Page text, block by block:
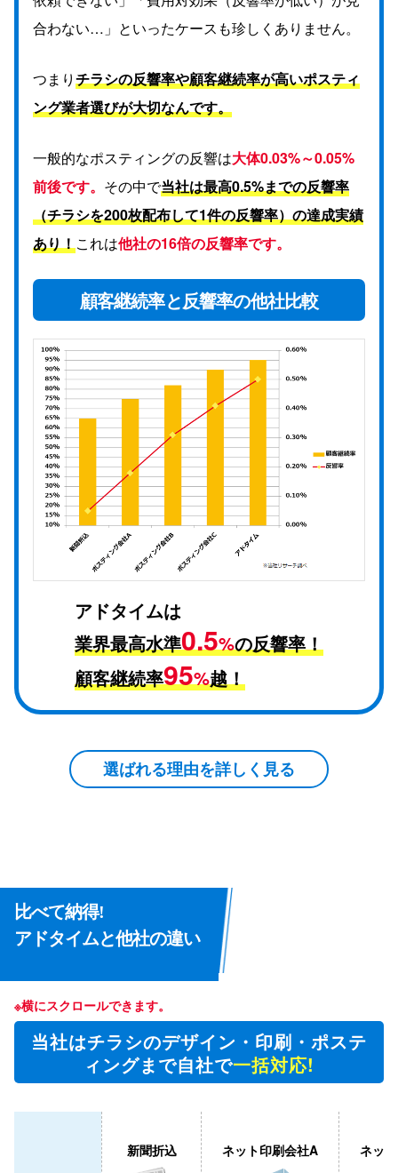
合わない…」といったケースも珍しくありません。
つまりチラシの反響率や顧客継続率が高いポスティ
ング業者選びが大切なんです。
一般的なポスティングの反響は大体0.03%～0.05%
前後です。 その中で当社は最高0.5%までの反響率
（チラシを200枚配布して1件の反響率）の達成実績
あり！これは他社の16倍の反響率です。
顧客継続率と反響率の他社比較
アドタイムは
業界最高水準0.5%の反響率！
顧客継続率95%越！
選ばれる理由を詳しく見る
比べて納得!
アドタイムと他社の違い
※横にスクロールできます。
当社はチラシのデザイン・印刷・ポステ
ィングまで自社で一括対応!
新聞折込 ネット印刷会社A ネッ